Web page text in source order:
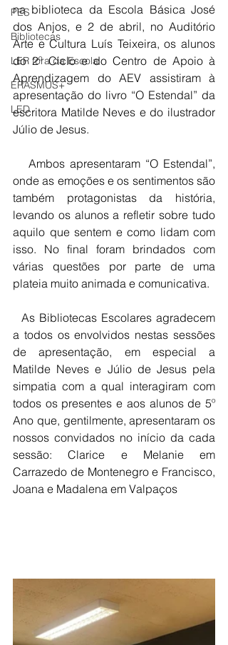
PES
Bibliotecas
LER fora da Escola
ERASMUS+
LED
na biblioteca da Escola Básica José
dos Anjos, e 2 de abril, no Auditório
Arte e Cultura Luís Teixeira, os alunos
do 2º Ciclo e do Centro de Apoio à
Aprendizagem do AEV assistiram à
apresentação do livro “O Estendal” da
escritora Matilde Neves e do ilustrador
Júlio de Jesus.
onde as emoções e os sentimentos são
também protagonistas da história,
levando os alunos a refletir sobre tudo
aquilo que sentem e como lidam com
isso. No final foram brindados com
várias questões por parte de uma
plateia muito animada e comunicativa.
a todos os envolvidos nestas sessões
de apresentação, em especial a
Matilde Neves e Júlio de Jesus pela
simpatia com a qual interagiram com
todos os presentes e aos alunos de 5º
Ano que, gentilmente, apresentaram os
nossos convidados no início da cada
sessão: Clarice e Melanie em
Carrazedo de Montenegro e Francisco,
Joana e Madalena em Valpaços